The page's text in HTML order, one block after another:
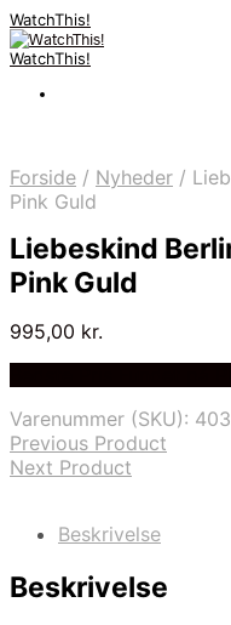
WatchThis!
WatchThis!
Forside / Nyheder /
Pink Guld
Liebeskind
Pink Guld
995,00 kr.
Varenummer (SKU):
Previous Product
Next Product
Beskrivelse
Beskrivelse